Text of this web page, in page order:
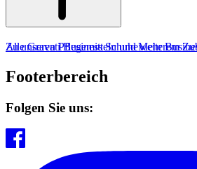
Zu unseren Pflegemitteln und weiterem
Alle Gravati Business SchuheMehr
Footerbereich
Folgen Sie uns: